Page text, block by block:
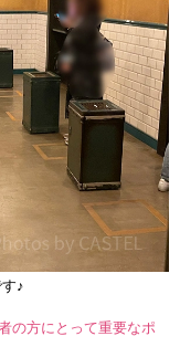
♪
の方にとって重要なポ